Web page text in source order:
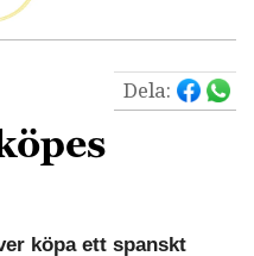
Dela:
köpa ett spanskt